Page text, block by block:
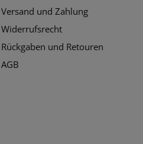
Versand und Zahlung
Widerrufsrecht
Rückgaben und Retouren
AGB